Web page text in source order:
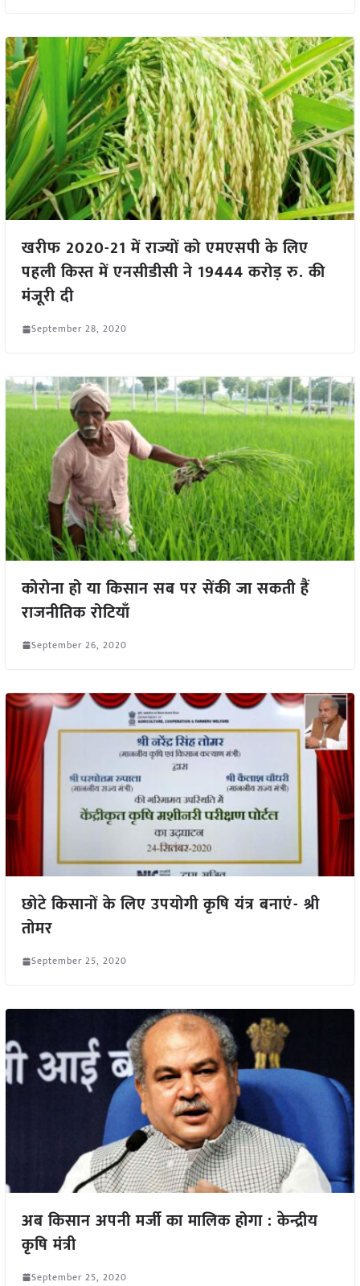
खरीफ 2020-21 में राज्यों को एमएसपी के लिए
पहली किस्त में एनसीडीसी ने 19444 करोड़ रु. की
मंजूरी दी
September 28, 2020
कोरोना हो या किसान सब पर सेंकी जा सकती हैं
राजनीतिक रोटियाँ
September 26, 2020
छोटे किसानों के लिए उपयोगी कृषि यंत्र बनाएं- श्री
तोमर
September 25, 2020
अब किसान अपनी मर्जी का मालिक होगा : केन्द्रीय
कृषि मंत्री
September 25, 2020